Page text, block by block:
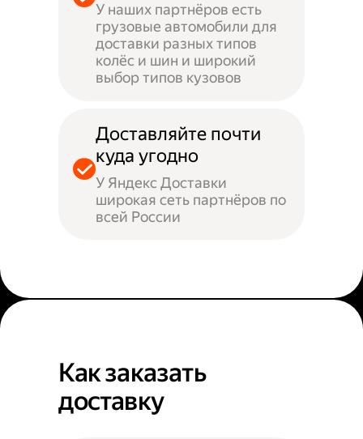
У наших партнёров есть
грузовые автомобили для
доставки разных типов
колёс и шин и широкий
выбор типов кузовов
Доставляйте почти
куда угодно
У Яндекс Доставки
широкая сеть партнёров по
всей России
Как заказать
доставку